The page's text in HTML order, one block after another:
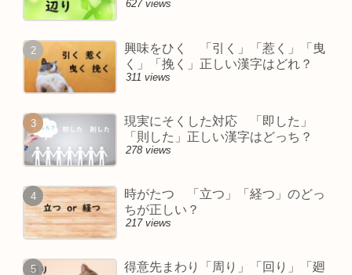
627 views
興味をひく 「引く」「惹く」「曳
く」「挽く」正しい漢字はどれ？
311 views
現実にそくした対応 「即した」
「則した」正しい漢字はどっち？
278 views
時がたつ 「立つ」「経つ」のどっ
ちが正しい？
217 views
得意先まわり「周り」「回り」「廻